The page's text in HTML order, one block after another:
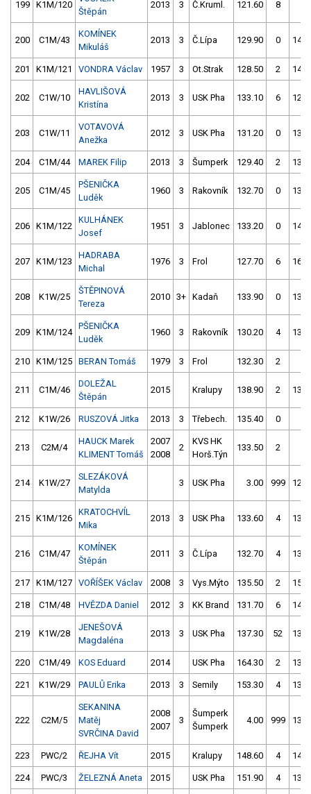
199 K1M/120
Štěpán
2013 3 Č.Kruml. 121.60 8
200 C1M/43
KOMÍNEK
Mikuláš
2013 3 Č.Lípa 129.90 0
201 K1M/121 VONDRA Václav 1957 3 Ot.Strak 128.50 2
202 C1W/10
HAVLIŠOVÁ
Kristína
2013 3 USK Pha 133.10 6
203 C1W/11
VOTAVOVÁ
Anežka
2012 3 USK Pha 131.20 0
204 C1M/44 MAREK Filip 2013 3 Šumperk 129.40 2
205 C1M/45
PŠENIČKA
Luděk
1960 3 Rakovník 132.70 0
206 K1M/122
KULHÁNEK
Josef
1951 3 Jablonec 133.20 0
207 K1M/123
HADRABA
Michal
1976 3 Frol 127.70 6
208 K1W/25
ŠTĚPINOVÁ
Tereza
2010 3+ Kadaň 133.90 0
209 K1M/124
PŠENIČKA
Luděk
1960 3 Rakovník 130.20 4
210 K1M/125 BERAN Tomáš 1979 3 Frol 132.30 2
211 C1M/46
DOLEŽAL
Štěpán
2015 Kralupy 138.90 2
212 K1W/26 RUSZOVÁ Jitka 2013 3 Třebech. 135.40 0
213 C2M/4
HAUCK Marek
KLIMENT Tomáš
2007
2008
2
KVS HK
Horš.Týn
133.50 2
214 K1W/27
SLEZÁKOVÁ
Matylda
3 USK Pha 3.00 999
215 K1M/126
KRATOCHVÍL
Mika
2013 3 USK Pha 133.60 4
216 C1M/47
KOMÍNEK
Štěpán
2011 3 Č.Lípa 132.70 4
217 K1M/127 VOŘÍŠEK Václav 2008 3 Vys.Mýto 135.50 2
218 C1M/48 HVĚZDA Daniel 2012 3 KK Brand 131.70 6
219 K1W/28
JENEŠOVÁ
Magdaléna
2013 3 USK Pha 137.30 52
220 C1M/49 KOS Eduard 2014 USK Pha 164.30 2
221 K1W/29 PAULŮ Erika 2013 3 Semily 153.30 4
222 C2M/5
SEKANINA
Matěj
SVRČINA David
2008
2007
3
Šumperk
Šumperk
4.00 999
223 PWC/2 ŘEJHA Vít 2015 Kralupy 148.60 4
224 PWC/3 ŽELEZNÁ Aneta 2015 USK Pha 151.90 4